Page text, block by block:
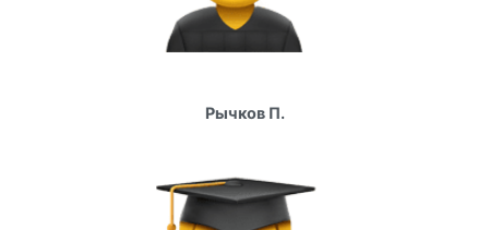
Рычков П.